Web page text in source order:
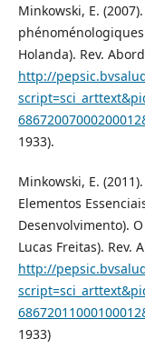
Minkowski, E.
Holanda). Rev.
http://
1933).
Minkowski, E.
Elementos
Desenvolvimento).
Lucas Freitas). Rev.
http://
1933)